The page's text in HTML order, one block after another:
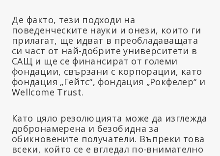
Де факто, тези подходи на
поведенческите науки и онези, които ги
прилагат, ще идват в преобладаващата
си част от най-добрите университети в
САЩ и ще се финансират от големи
фондации, свързани с корпорации, като
фондация „Гейтс“, фондация „Рокфелер“ и
Wellcome Trust.
Като цяло резолюцията може да изглежда
добронамерена и безобидна за
обикновените получатели. Въпреки това
всеки, който се е вгледал по-внимателно